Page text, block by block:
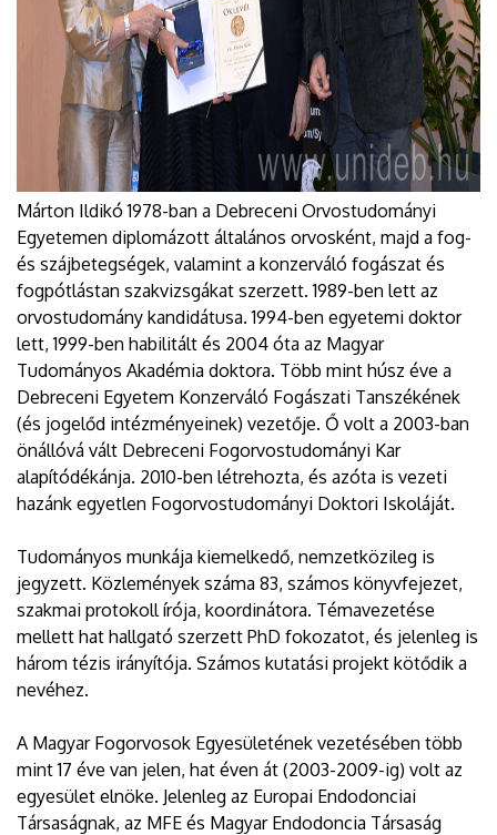
Márton Ildikó 1978-ban a Debreceni Orvostudományi
Egyetemen diplomázott általános orvosként, majd a fog-
és szájbetegségek, valamint a konzerváló fogászat és
fogpótlástan szakvizsgákat szerzett. 1989-ben lett az
orvostudomány kandidátusa. 1994-ben egyetemi doktor
lett, 1999-ben habilitált és 2004 óta az Magyar
Tudományos Akadémia doktora. Több mint húsz éve a
Debreceni Egyetem Konzerváló Fogászati Tanszékének
(és jogelőd intézményeinek) vezetője. Ő volt a 2003-ban
önállóvá vált Debreceni Fogorvostudományi Kar
alapítódékánja. 2010-ben létrehozta, és azóta is vezeti
hazánk egyetlen Fogorvostudományi Doktori Iskoláját.
Tudományos munkája kiemelkedő, nemzetközileg is
jegyzett. Közlemények száma 83, számos könyvfejezet,
szakmai protokoll írója, koordinátora. Témavezetése
mellett hat hallgató szerzett PhD fokozatot, és jelenleg is
három tézis irányítója. Számos kutatási projekt kötődik a
nevéhez.
A Magyar Fogorvosok Egyesületének vezetésében több
mint 17 éve van jelen, hat éven át (2003-2009-ig) volt az
egyesület elnöke. Jelenleg az Europai Endodonciai
Társaságnak, az MFE és Magyar Endodoncia Társaság